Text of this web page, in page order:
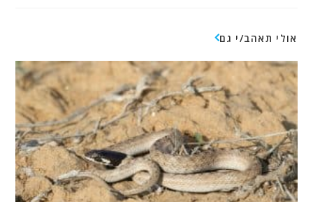
אולי תאהב/י גם